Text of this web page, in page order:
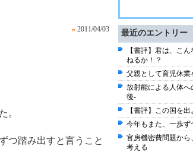
» 2011/04/03
。
つ踏み出すと言うこと
最近のエントリー
【書評】君は、こ
ねるか！？
父親として育児休業
放射能による人体へ
後-
【書評】この国を出
今年もまた、一歩ず
官房機密費問題か
考える